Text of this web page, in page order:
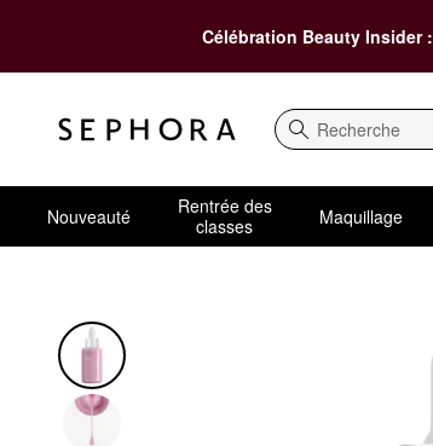
Célébration Beauty Insider :
Recherche
Nouveauté
Rentrée des
classes
Maquillage